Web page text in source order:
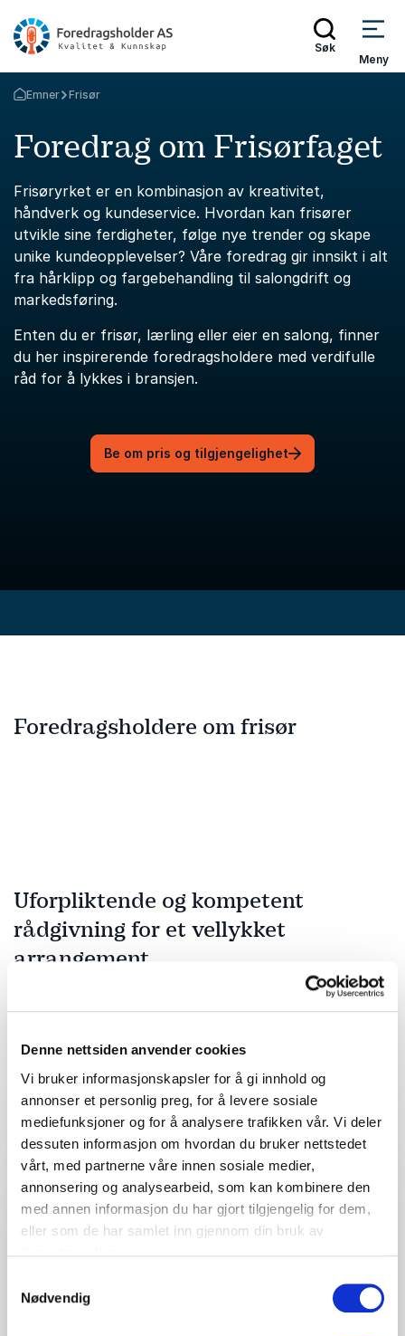
Denne nettsiden anvender cookies
Vi bruker informasjonskapsler for å gi innhold og
annonser et personlig preg, for å levere sosiale
mediefunksjoner og for å analysere trafikken vår. Vi deler
dessuten informasjon om hvordan du bruker nettstedet
vårt, med partnerne våre innen sosiale medier,
annonsering og analysearbeid, som kan kombinere den
med annen informasjon du har gjort tilgjengelig for dem,
eller som de har samlet inn gjennom din bruk av
Nødvendig
Søk
Meny
Gå tilbake til startsiden
Emner Frisør
Foredrag om Frisørfaget
Frisøryrket er en kombinasjon av kreativitet,
håndverk og kundeservice. Hvordan kan frisører
utvikle sine ferdigheter, følge nye trender og skape
unike kundeopplevelser? Våre foredrag gir innsikt i alt
fra hårklipp og fargebehandling til salongdrift og
markedsføring.
Enten du er frisør, lærling eller eier en salong, finner
du her inspirerende foredragsholdere med verdifulle
råd for å lykkes i bransjen.
Be om pris og tilgjengelighet
Foredragsholdere om frisør
Uforpliktende og kompetent
rådgivning for et vellykket
arrangement
Fyll ut kontaktskjemaet – vi tar kontakt med deg
veldig raskt!
Ditt navn *
Email
Telefon